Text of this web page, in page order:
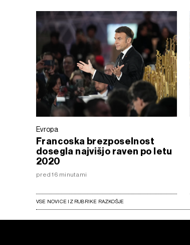
Evropa
Francoska brezposelnost
dosegla najvišjo raven po letu
2020
pred 16 minutami
VSE NOVICE IZ RUBRIKE RAZKOŠJE